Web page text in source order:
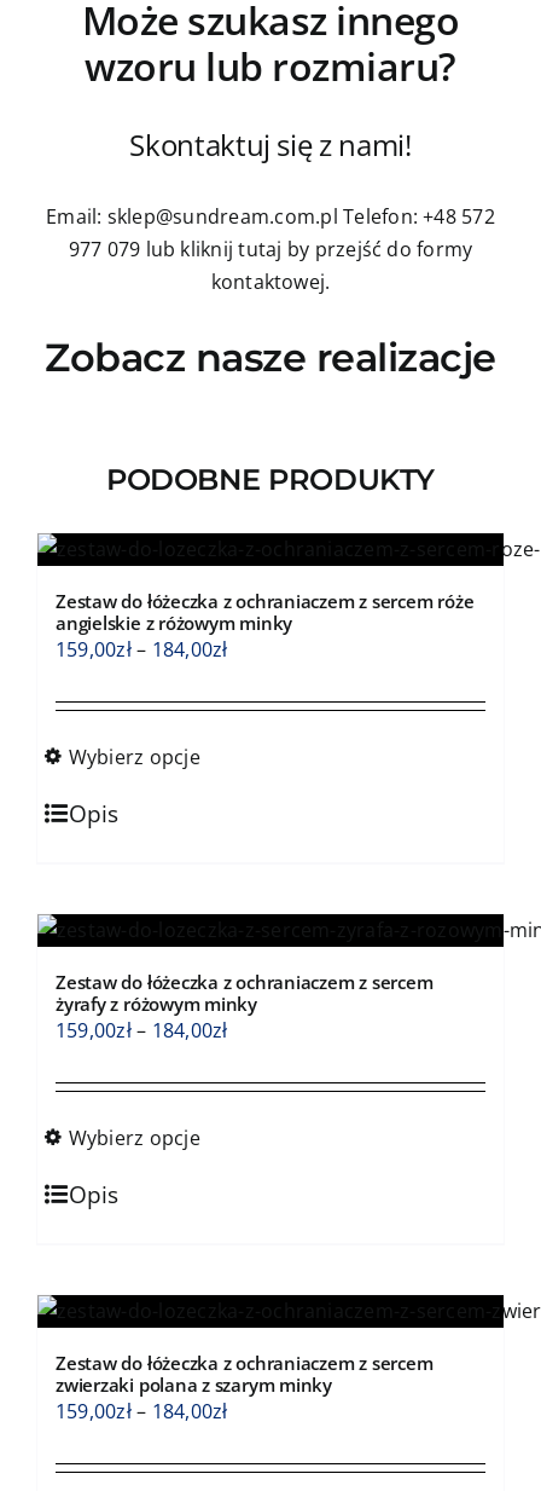
Może szukasz innego
wzoru lub rozmiaru?
Skontaktuj się z nami!
Email: sklep@sundream.com.pl Telefon: +48 572
977 079 lub kliknij tutaj by przejść do formy
kontaktowej.
Zobacz nasze realizacje
PODOBNE PRODUKTY
Zestaw do łóżeczka z ochraniaczem z sercem róże
angielskie z różowym minky
159,00zł– 184,00złZakres
od
Wybierz opcje
Ten
produkt
wariantów.
można
wybrać
stronie
produktu
Opis
Zestaw do łóżeczka z ochraniaczem z sercem
żyrafy z różowym minky
159,00zł– 184,00złZakres
od
Wybierz opcje
Ten
produkt
wariantów.
można
wybrać
stronie
Opis
Zestaw do łóżeczka z ochraniaczem z sercem
zwierzaki polana z szarym minky
159,00zł– 184,00złZakres
od